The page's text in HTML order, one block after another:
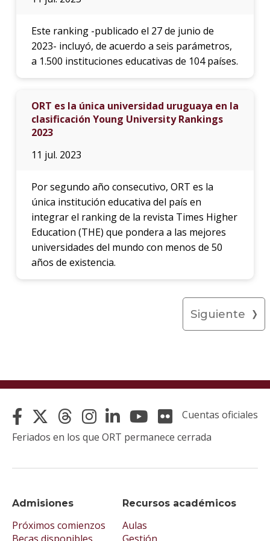
Este ranking -publicado el 27 de junio de
2023- incluyó, de acuerdo a seis parámetros,
a 1.500 instituciones educativas de 104 países.
ORT es la única universidad uruguaya en la
clasificación Young University Rankings
2023
11 jul. 2023
Por segundo año consecutivo, ORT es la
única institución educativa del país en
integrar el ranking de la revista Times Higher
Education (THE) que pondera a las mejores
universidades del mundo con menos de 50
años de existencia.
Siguiente
Admisiones
Próximos comienzos
Recursos académicos
Aulas
Cuentas oficiales
Feriados en los que ORT permanece cerrada